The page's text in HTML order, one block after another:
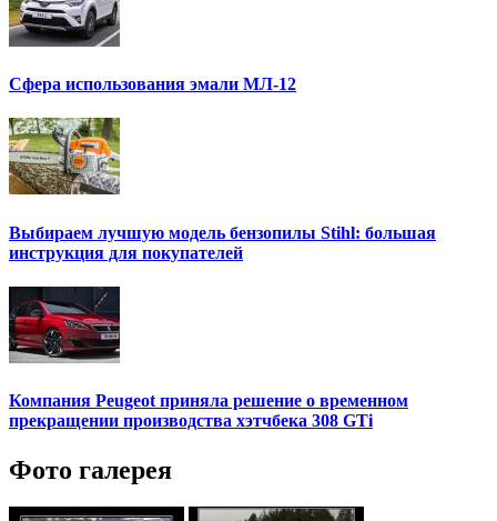
Сфера использования эмали МЛ-12
Выбираем лучшую модель бензопилы Stihl: большая
инструкция для покупателей
Компания Peugeot приняла решение о временном
прекращении производства хэтчбека 308 GTi
Фото галерея